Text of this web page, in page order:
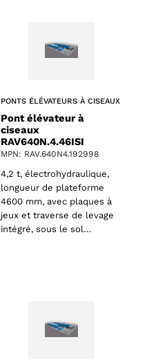
PONTS ÉLÉVATEURS À CISEAUX
Pont élévateur à
ciseaux
RAV640N.4.46ISI
MPN: RAV.640N4.192998
4,2 t, électrohydraulique,
longueur de plateforme
4600 mm, avec plaques à
jeux et traverse de levage
intégré, sous le sol…